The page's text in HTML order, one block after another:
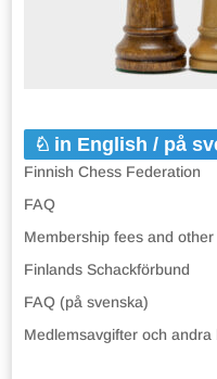
in English / på
Finnish Chess Federation
FAQ
Membership fees and
Finlands Schackförbund
FAQ (på svenska)
Medlemsavgifter och andra